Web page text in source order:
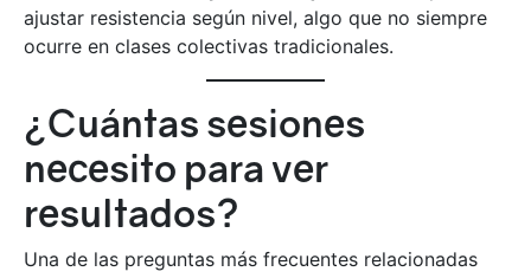
ajustar resistencia según nivel, algo que no siempre
ocurre en clases colectivas tradicionales.
¿Cuántas sesiones
necesito para ver
resultados?
Una de las preguntas más frecuentes relacionadas